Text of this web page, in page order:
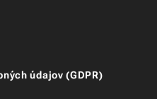
údajov (GDPR)